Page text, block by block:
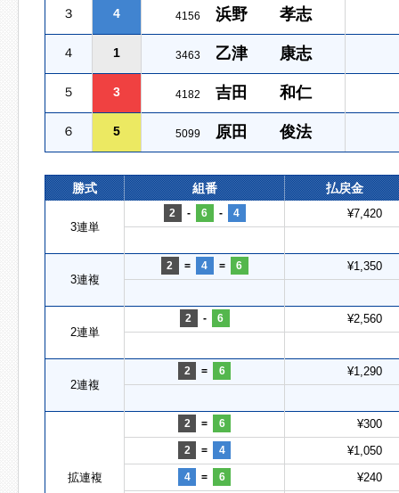
３ 4 4156 浜野 孝志
４ 1 3463 乙津 康志
５ 3 4182 吉田 和仁
６ 5 5099 原田 俊法
勝式 組番 払戻金
3連単
2 - 6 - 4 ¥7,420
3連複
2 = 4 = 6 ¥1,350
2連単
2 - 6 ¥2,560
2連複
2 = 6 ¥1,290
拡連複
2 = 6 ¥300
2 = 4 ¥1,050
4 = 6 ¥240